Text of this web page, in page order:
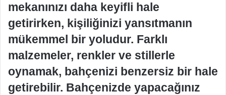
mekanınızı daha keyifli hale
getirirken, kişiliğinizi yansıtmanın
mükemmel bir yoludur. Farklı
malzemeler, renkler ve stillerle
oynamak, bahçenizi benzersiz bir hale
getirebilir. Bahçenizde yapacağınız